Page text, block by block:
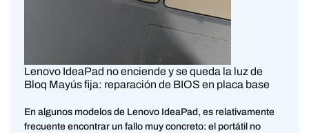
Lenovo IdeaPad no enciende y se queda la luz de
Bloq Mayús fija: reparación de BIOS en placa base
En algunos modelos de Lenovo IdeaPad, es relativamente
frecuente encontrar un fallo muy concreto: el portátil no